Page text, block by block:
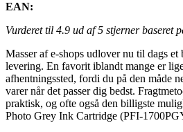
EAN:
Vurderet til 4.9 ud af 5 stjerner baseret
Masser af e-shops udlover nu til dags
levering. En favorit iblandt mange er
afhentningssted, fordi du på den måde
varer når det passer dig bedst.
praktisk, og ofte også den billigste
Photo Grey Ink Cartridge (PFI-